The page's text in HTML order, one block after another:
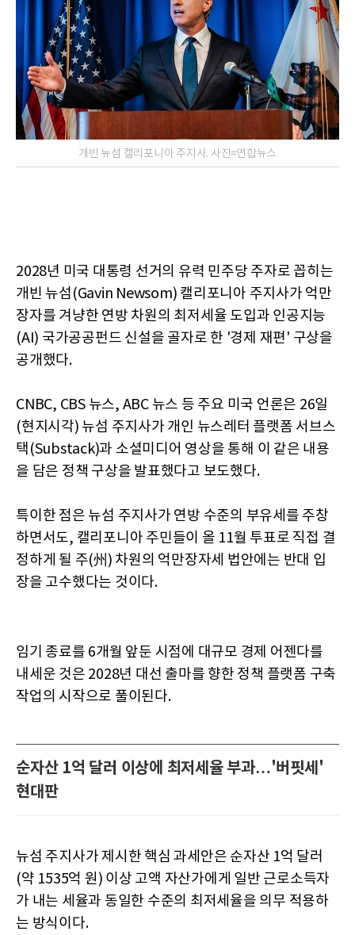
개빈 뉴섬 캘리포니아 주지사. 사진=연합뉴스
2028년 미국 대통령 선거의 유력 민주당 주자로 꼽히는
개빈 뉴섬(Gavin Newsom) 캘리포니아 주지사가 억만
장자를 겨냥한 연방 차원의 최저세율 도입과 인공지능
(AI) 국가공공펀드 신설을 골자로 한 '경제 재편' 구상을
공개했다.
CNBC, CBS 뉴스, ABC 뉴스 등 주요 미국 언론은 26일
(현지시각) 뉴섬 주지사가 개인 뉴스레터 플랫폼 서브스
택(Substack)과 소셜미디어 영상을 통해 이 같은 내용
을 담은 정책 구상을 발표했다고 보도했다.
특이한 점은 뉴섬 주지사가 연방 수준의 부유세를 주창
하면서도, 캘리포니아 주민들이 올 11월 투표로 직접 결
정하게 될 주(州) 차원의 억만장자세 법안에는 반대 입
장을 고수했다는 것이다.
임기 종료를 6개월 앞둔 시점에 대규모 경제 어젠다를
내세운 것은 2028년 대선 출마를 향한 정책 플랫폼 구축
작업의 시작으로 풀이된다.
순자산 1억 달러 이상에 최저세율 부과…'버핏세'
현대판
뉴섬 주지사가 제시한 핵심 과세안은 순자산 1억 달러
(약 1535억 원) 이상 고액 자산가에게 일반 근로소득자
가 내는 세율과 동일한 수준의 최저세율을 의무 적용하
는 방식이다.